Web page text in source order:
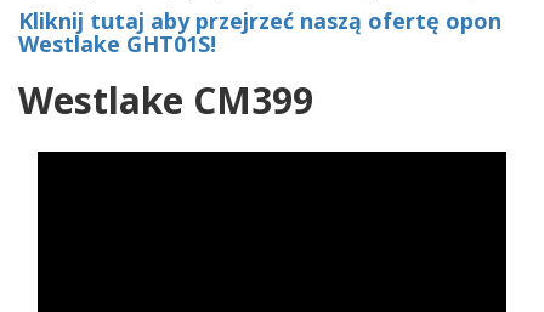
Kliknij tutaj aby przejrzeć naszą ofertę opon
Westlake GHT01S!
Westlake CM399